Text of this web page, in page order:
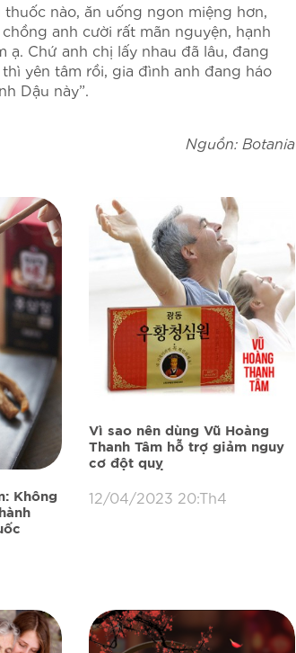
nào, ăn uống ngon miệng hơn,
anh cười rất mãn nguyện, hạnh
ạ. Chứ anh chị lấy nhau đã lâu, đang
yên tâm rồi, gia đình anh đang háo
Dậu này”.
Nguồn: Botania
Không
Vì sao nên dùng Vũ Hoàng
Thanh Tâm hỗ trợ giảm nguy
cơ đột quỵ
12/04/2023 20:Th4